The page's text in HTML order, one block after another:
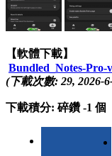
【軟體下載】
Bundled_Notes-Pro-
(下載次數: 29, 2026-
下載積分: 碎鑽 -1 個